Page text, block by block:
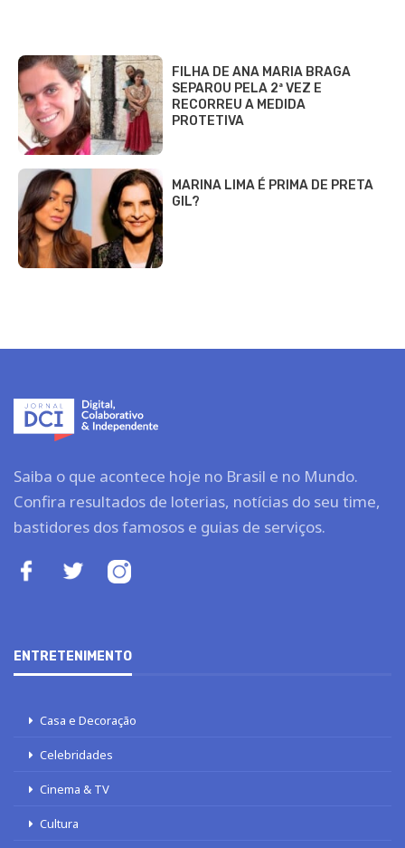
FILHA DE ANA MARIA BRAGA
SEPAROU PELA 2ª VEZ E
RECORREU A MEDIDA
PROTETIVA
MARINA LIMA É PRIMA DE PRETA
GIL?
Saiba o que acontece hoje no Brasil e no Mundo.
Confira resultados de loterias, notícias do seu time,
bastidores dos famosos e guias de serviços.
ENTRETENIMENTO
Casa e Decoração
Celebridades
Cinema & TV
Cultura